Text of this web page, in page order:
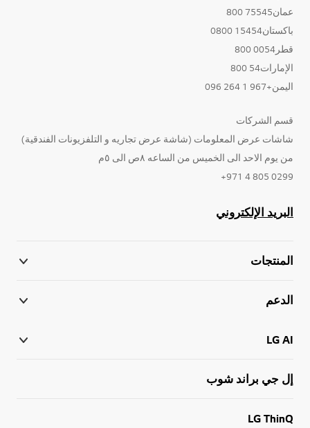
عمان75545 800
باكستان15454 0800
قطر0054 800
الإمارات54 800
اليمن+967 1 264 096
قسم الشركات
شاشات عرض المعلومات (شاشة عرض تجاريه و التلفزيونات الفندقية)
من يوم الاحد الى الخميس من الساعه ٨ص الى ٥م
0299 805 4 971+
البريد الإلكتروني
المنتجات
الدعم
LG AI
إل جي براند شوب
LG ThinQ